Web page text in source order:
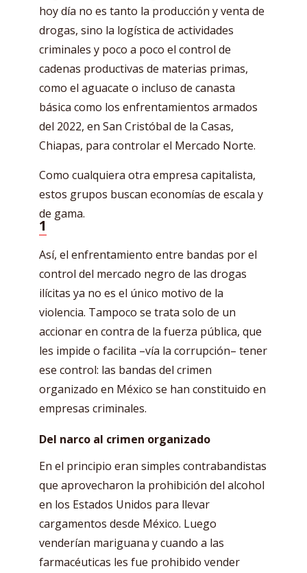
hoy día no es tanto la producción y venta de
drogas, sino la logística de actividades
criminales y poco a poco el control de
cadenas productivas de materias primas,
como el aguacate o incluso de canasta
básica como los enfrentamientos armados
del 2022, en San Cristóbal de la Casas,
Chiapas, para controlar el Mercado Norte.
Como cualquiera otra empresa capitalista,
estos grupos buscan economías de escala y
de gama.
1
Así, el enfrentamiento entre bandas por el
control del mercado negro de las drogas
ilícitas ya no es el único motivo de la
violencia. Tampoco se trata solo de un
accionar en contra de la fuerza pública, que
les impide o facilita –vía la corrupción– tener
ese control: las bandas del crimen
organizado en México se han constituido en
empresas criminales.
Del narco al crimen organizado
En el principio eran simples contrabandistas
que aprovecharon la prohibición del alcohol
en los Estados Unidos para llevar
cargamentos desde México. Luego
venderían mariguana y cuando a las
farmacéuticas les fue prohibido vender